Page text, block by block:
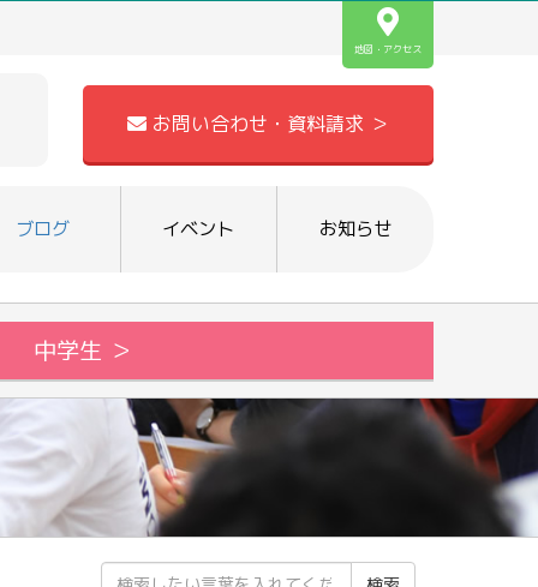
地図・アクセス
お問い合わせ・資料請求 ＞
ブログ イベント お知らせ
中学生 ＞
検